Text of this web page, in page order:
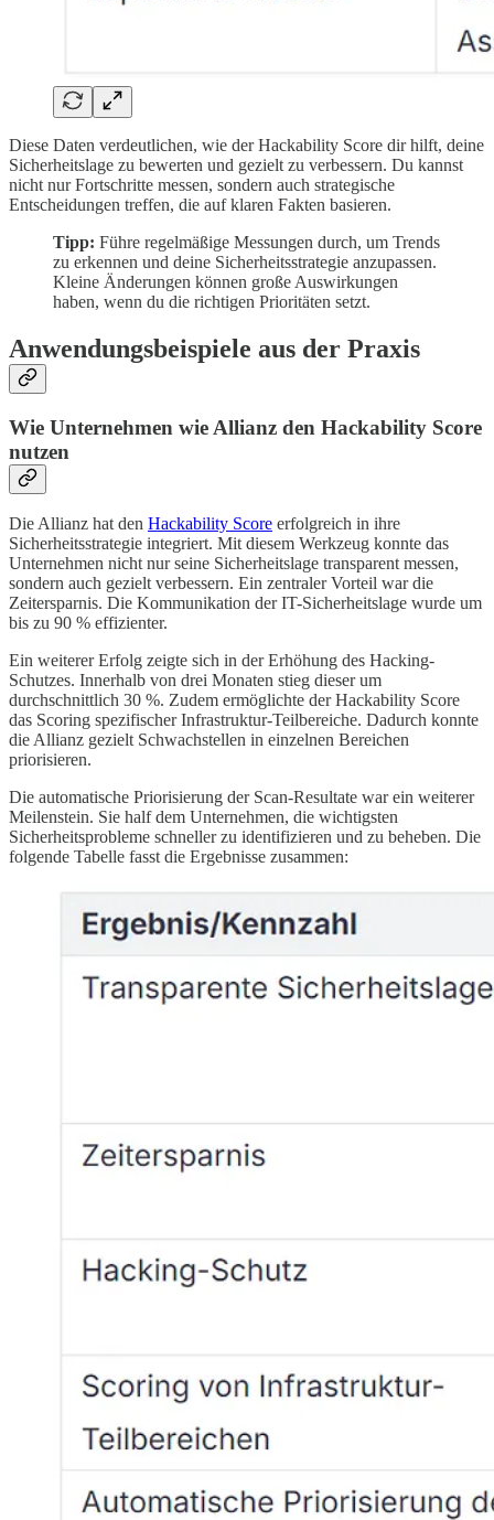
Diese Daten verdeutlichen, wie der Hackability Score dir hilft, deine
Sicherheitslage zu bewerten und gezielt zu verbessern. Du kannst
nicht nur Fortschritte messen, sondern auch strategische
Entscheidungen treffen, die auf klaren Fakten basieren.
Tipp: Führe regelmäßige Messungen durch, um Trends
zu erkennen und deine Sicherheitsstrategie anzupassen.
Kleine Änderungen können große Auswirkungen
haben, wenn du die richtigen Prioritäten setzt.
Anwendungsbeispiele aus der Praxis
Wie Unternehmen wie Allianz den Hackability Score
nutzen
Die Allianz hat den Hackability Score erfolgreich in ihre
Sicherheitsstrategie integriert. Mit diesem Werkzeug konnte das
Unternehmen nicht nur seine Sicherheitslage transparent messen,
sondern auch gezielt verbessern. Ein zentraler Vorteil war die
Zeitersparnis. Die Kommunikation der IT-Sicherheitslage wurde um
bis zu 90 % effizienter.
Ein weiterer Erfolg zeigte sich in der Erhöhung des Hacking-
Schutzes. Innerhalb von drei Monaten stieg dieser um
durchschnittlich 30 %. Zudem ermöglichte der Hackability Score
das Scoring spezifischer Infrastruktur-Teilbereiche. Dadurch konnte
die Allianz gezielt Schwachstellen in einzelnen Bereichen
priorisieren.
Die automatische Priorisierung der Scan-Resultate war ein weiterer
Meilenstein. Sie half dem Unternehmen, die wichtigsten
Sicherheitsprobleme schneller zu identifizieren und zu beheben. Die
folgende Tabelle fasst die Ergebnisse zusammen: